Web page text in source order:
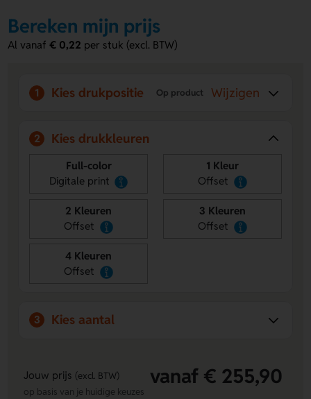
standaard plano geleverd voor eenvoudige zelfmontage,
wat zorgt voor lagere transportkosten. Minimale afname:
100 stuks. Productietijd: 5 werkdagen (tot 500 stuks) of 10
Voordelen van de windmolentje in vorm
Volledig te bedrukken– Laat het molentje opvallen met
jouw ontwerp.
Keuze in materialen
– Ga voor plastic of papieren
stokjes en diverse papiersoorten.
zijn de transportkosten lager.
Bereken mijn prijs
Al vanaf€ 0,22 per stuk (excl. BTW)
1 Kies drukpositie Op product Wijzigen
2 Kies drukkleuren
Full-color
Digitale print
1 Kleur
Offset
2 Kleuren
Offset
3 Kleuren
Offset
4 Kleuren
Offset
3 Kies aantal
Jouw prijs (excl. BTW) vanaf € 255,90
op basis van je huidige keuzes